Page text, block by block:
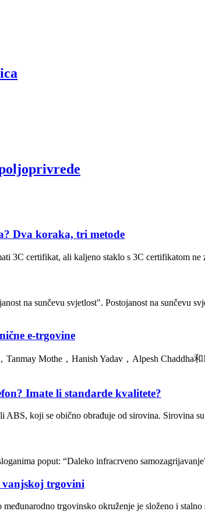
Dva koraka, tri metode
3C certifikat, ali kaljeno staklo s 3C certifikatom
na sunčevu svjetlost". Postojanost na sunčevu
e-trgovine
Mothe，Hanish Yadav，Alpesh Chaddha
Imate li standarde kvalitete?
koji se obično obrađuje od sirovina. Sirovina
poput: “Daleko infracrveno
vanjskoj trgovini
trgovinsko okruženje je složeno i